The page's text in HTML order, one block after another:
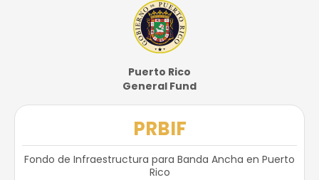
Puerto Rico
General Fund
PRBIF
Fondo de Infraestructura para Banda Ancha en Puerto
Rico